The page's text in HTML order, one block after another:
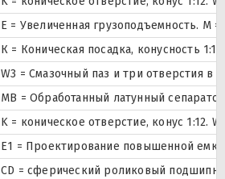
E = Увеличенная грузоподъемность. М
К = Коническая посадка, конусность 1:12.
W3 = Смазочный паз и три отверстия
MB = Обработанный латунный
K = коническое отверстие, конус 1:12.
E1 = Проектирование повышенной
CD = сферический роликовый